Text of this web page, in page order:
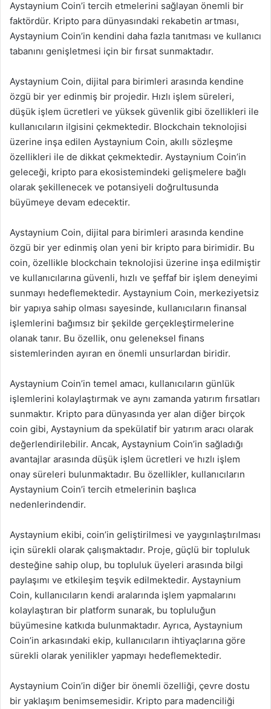
Aystaynium Coin’i tercih etmelerini sağlayan önemli bir
faktördür. Kripto para dünyasındaki rekabetin artması,
Aystaynium Coin’in kendini daha fazla tanıtması ve kullanıcı
tabanını genişletmesi için bir fırsat sunmaktadır.
Aystaynium Coin, dijital para birimleri arasında kendine
özgü bir yer edinmiş bir projedir. Hızlı işlem süreleri,
düşük işlem ücretleri ve yüksek güvenlik gibi özellikleri ile
kullanıcıların ilgisini çekmektedir. Blockchain teknolojisi
üzerine inşa edilen Aystaynium Coin, akıllı sözleşme
özellikleri ile de dikkat çekmektedir. Aystaynium Coin’in
geleceği, kripto para ekosistemindeki gelişmelere bağlı
olarak şekillenecek ve potansiyeli doğrultusunda
büyümeye devam edecektir.
Aystaynium Coin, dijital para birimleri arasında kendine
özgü bir yer edinmiş olan yeni bir kripto para birimidir. Bu
coin, özellikle blockchain teknolojisi üzerine inşa edilmiştir
ve kullanıcılarına güvenli, hızlı ve şeffaf bir işlem deneyimi
sunmayı hedeflemektedir. Aystaynium Coin, merkeziyetsiz
bir yapıya sahip olması sayesinde, kullanıcıların finansal
işlemlerini bağımsız bir şekilde gerçekleştirmelerine
olanak tanır. Bu özellik, onu geleneksel finans
sistemlerinden ayıran en önemli unsurlardan biridir.
Aystaynium Coin’in temel amacı, kullanıcıların günlük
işlemlerini kolaylaştırmak ve aynı zamanda yatırım fırsatları
sunmaktır. Kripto para dünyasında yer alan diğer birçok
coin gibi, Aystaynium da spekülatif bir yatırım aracı olarak
değerlendirilebilir. Ancak, Aystaynium Coin’in sağladığı
avantajlar arasında düşük işlem ücretleri ve hızlı işlem
onay süreleri bulunmaktadır. Bu özellikler, kullanıcıların
Aystaynium Coin’i tercih etmelerinin başlıca
nedenlerindendir.
Aystaynium ekibi, coin’in geliştirilmesi ve yaygınlaştırılması
için sürekli olarak çalışmaktadır. Proje, güçlü bir topluluk
desteğine sahip olup, bu topluluk üyeleri arasında bilgi
paylaşımı ve etkileşim teşvik edilmektedir. Aystaynium
Coin, kullanıcıların kendi aralarında işlem yapmalarını
kolaylaştıran bir platform sunarak, bu topluluğun
büyümesine katkıda bulunmaktadır. Ayrıca, Aystaynium
Coin’in arkasındaki ekip, kullanıcıların ihtiyaçlarına göre
sürekli olarak yenilikler yapmayı hedeflemektedir.
Aystaynium Coin’in diğer bir önemli özelliği, çevre dostu
bir yaklaşım benimsemesidir. Kripto para madenciliği